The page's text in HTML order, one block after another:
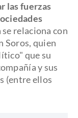
las fuerzas
relaciona con
Soros, quien
que su
y sus
(entre ellos